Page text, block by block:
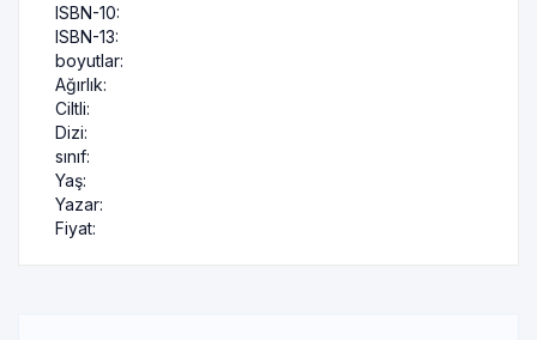
ISBN-10:
ISBN-13:
boyutlar:
Ağırlık:
Ciltli:
Dizi:
sınıf:
Yaş:
Yazar:
Fiyat: